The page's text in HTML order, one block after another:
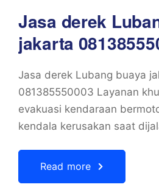
Jasa derek
jakarta
Jasa derek Lubang buaya
081385550003 Layanan
evakuasi kendaraan
kendala kerusakan saat
Read more